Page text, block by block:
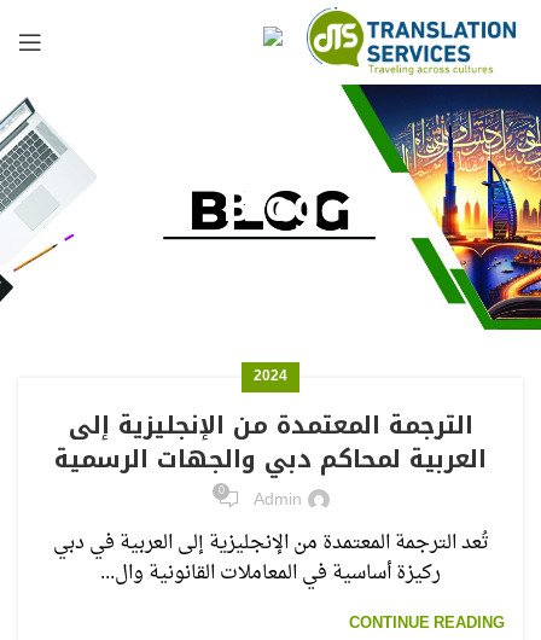
Blog
2024
الترجمة المعتمدة من الإنجليزية إلى
العربية لمحاكم دبي والجهات الرسمية
Admin
0
تُعد الترجمة المعتمدة من الإنجليزية إلى العربية في دبي
ركيزة أساسية في المعاملات القانونية وال...
CONTINUE READING